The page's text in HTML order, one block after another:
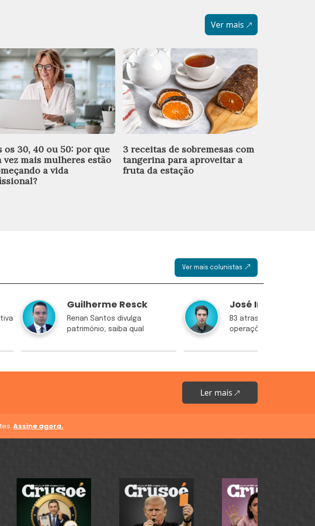
Ver mais
os 30, 40 ou 50: por que
vez mais mulheres estão
a vida
3 receitas de sobremesas com
tangerina para aproveitar a
fruta da estação
Ver mais colunistas
Guilherme Resck
Renan Santos divulga
patrimônio; saiba qual
José Inácio Pilar
B3 atrasa abertura de
operações
Ler mais
Assine agora.